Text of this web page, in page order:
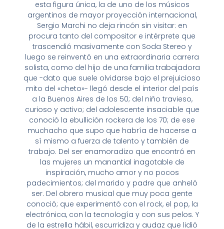
esta figura única, la de uno de los músicos
argentinos de mayor proyección internacional,
Sergio Marchi no deja rincón sin visitar: en
procura tanto del compositor e intérprete que
trascendió masivamente con Soda Stereo y
luego se reinventó en una extraordinaria carrera
solista, como del hijo de una familia trabajadora
que -dato que suele olvidarse bajo el prejuicioso
mito del «cheto»- llegó desde el interior del país
a la Buenos Aires de los 50; del niño travieso,
curioso y activo; del adolescente insaciable que
conoció la ebullición rockera de los 70; de ese
muchacho que supo que habría de hacerse a
sí mismo a fuerza de talento y también de
trabajo. Del ser enamoradizo que encontró en
las mujeres un manantial inagotable de
inspiración, mucho amor y no pocos
padecimientos; del marido y padre que anheló
ser. Del obrero musical que muy poca gente
conoció; que experimentó con el rock, el pop, la
electrónica, con la tecnología y con sus pelos. Y
de la estrella hábil, escurridiza y audaz que lidió